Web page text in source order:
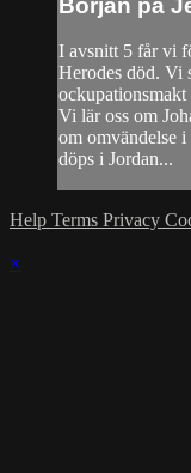
I avsnitt 5 får vi
Herodes död. Vi
ockupationsmakt
Vi lär oss om
om omvändelse
döps i Jordan...
Help Terms Privacy
×